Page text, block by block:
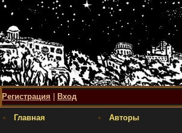
Регистрация Вход
Главная Авторы